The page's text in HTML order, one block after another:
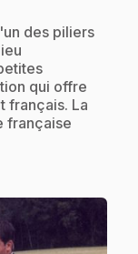
des piliers
qui offre
français. La
française